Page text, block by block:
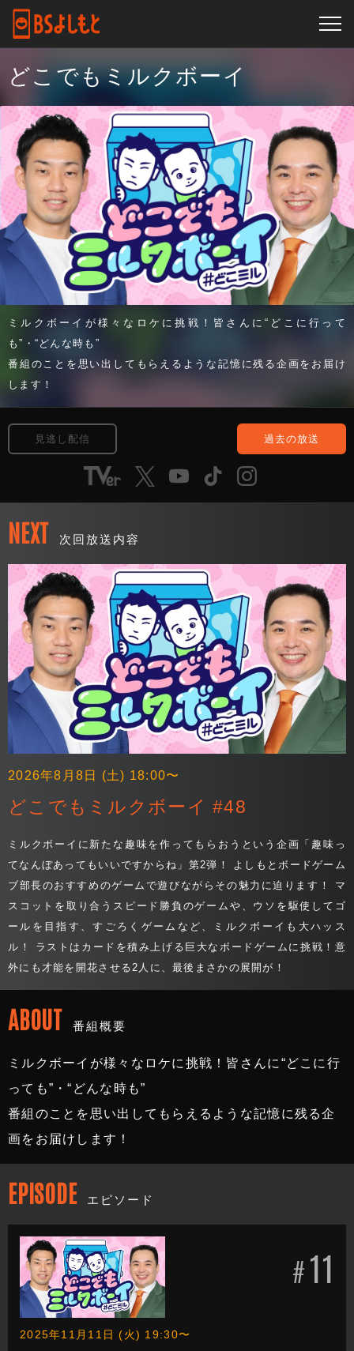
どこでもミルクボーイ
ミルクボーイが様々なロケに挑戦！皆さんに“どこに行って
も”・“どんな時も”
番組のことを思い出してもらえるような記憶に残る企画をお届け
します！
見逃し配信 過去の放送
NEXT 次回放送内容
2026年8月8日 (土) 18:00〜
どこでもミルクボーイ #48
ミルクボーイに新たな趣味を作ってもらおうという企画「趣味っ
てなんぼあってもいいですからね」第2弾！ よしもとボードゲーム
ブ部長のおすすめのゲームで遊びながらその魅力に迫ります！ マ
スコットを取り合うスピード勝負のゲームや、ウソを駆使してゴ
ールを目指す、すごろくゲームなど、ミルクボーイも大ハッス
ル！ ラストはカードを積み上げる巨大なボードゲームに挑戦！意
外にも才能を開花させる2人に、最後まさかの展開が！
ABOUT 番組概要
ミルクボーイが様々なロケに挑戦！皆さんに“どこに行
っても”・“どんな時も”
番組のことを思い出してもらえるような記憶に残る企
画をお届けします！
EPISODE エピソード
#11
2025年11月11日 (火) 19:30〜